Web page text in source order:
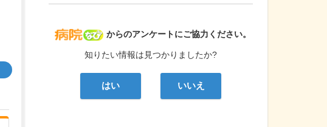
病院なび
からのアンケートにご協力ください。
知りたい情報は見つかりましたか?
はい いいえ